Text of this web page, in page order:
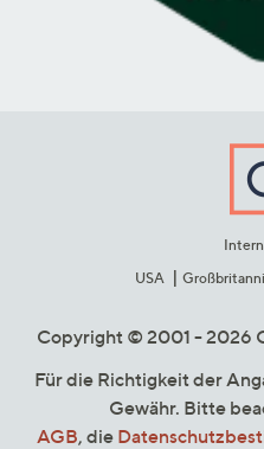
USA
Copyright © 2001 - 2026
Für die Richtigkeit der
Gewähr. Bitte
AGB, die